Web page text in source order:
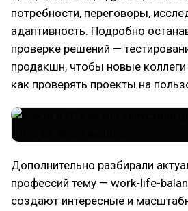
потребности, переговоры,
адаптивность. Подробно
проверке решений —
продакшн, чтобы новые
как проверять проекты на
Дополнительно разбирали
профессий тему — work-life-
создают интересные и